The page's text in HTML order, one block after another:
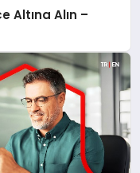
Altına Alın –